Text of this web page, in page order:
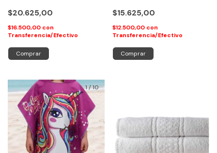
ALGODON (COLORES
$20.625,00
$16.500,00 con
Transferencia/Efectivo
Comprar
OSCUROS- COD 221
$15.625,00
$12.500,00 con
Transferencia/Efectivo
Comprar
1/10